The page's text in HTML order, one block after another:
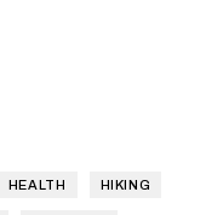
HEALTH HIKING